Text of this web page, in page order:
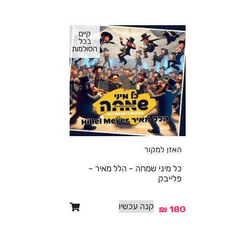
קיים
בכל
הסולמות
האזן למקור
כל מיני שמחה – הלל מאיר –
פלייבק
₪ 180 קנה עכשיו